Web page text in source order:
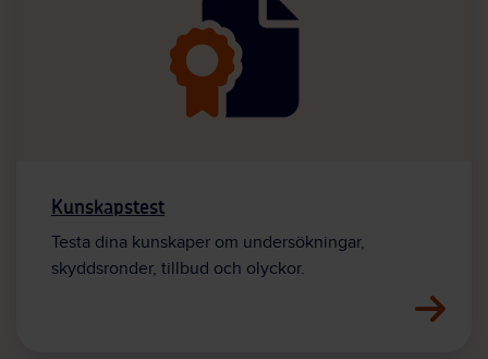
Kunskapstest
Testa dina kunskaper om undersökningar,
skyddsronder, tillbud och olyckor.